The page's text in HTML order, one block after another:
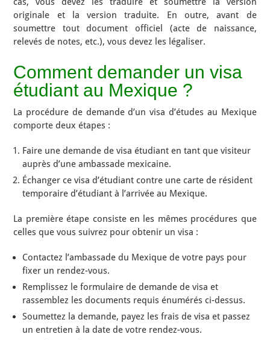
originale et la version traduite. En outre, avant de
soumettre tout document officiel (acte de naissance,
relevés de notes, etc.), vous devez les légaliser.
Comment demander un visa
étudiant au Mexique ?
La procédure de demande d’un visa d’études au Mexique
comporte deux étapes :
Faire une demande de visa étudiant en tant que visiteur
auprès d’une ambassade mexicaine.
Échanger ce visa d’étudiant contre une carte de résident
temporaire d’étudiant à l’arrivée au Mexique.
La première étape consiste en les mêmes procédures que
celles que vous suivrez pour obtenir un visa :
Contactez l’ambassade du Mexique de votre pays pour
fixer un rendez-vous.
Remplissez le formulaire de demande de visa et
rassemblez les documents requis énumérés ci-dessus.
Soumettez la demande, payez les frais de visa et passez
un entretien à la date de votre rendez-vous.